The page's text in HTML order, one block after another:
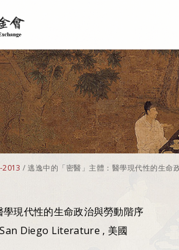
2013 /逃逸中的「密醫」主體：醫學現代性的生命
現代性的生命政治與勞動階序
Diego Literature , 美國